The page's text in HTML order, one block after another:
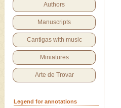
Authors
Manuscripts
Cantigas with music
Miniatures
Arte de Trovar
Legend for annotations